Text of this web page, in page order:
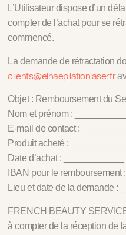
L’Utilisateur dispose d’un
compter de l’achat pour se
commencé.
La demande de rétractation
clients@elhaepilationlaser.fr
Objet : Remboursement du
Nom et prénom :
E-mail de contact :
Produit acheté : ____________
Date d’achat : ____________
IBAN pour le remboursement
Lieu et date de la demande :
FRENCH BEAUTY
à compter de la réception de